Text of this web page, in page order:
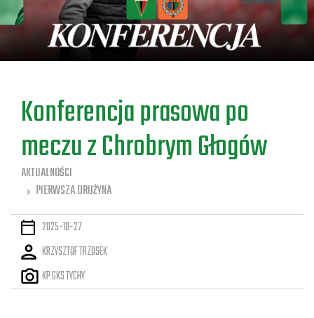
a
Konferencja prasowa po
meczu z Chrobrym Głogów
AKTUALNOŚCI
PIERWSZA DRUŻYNA
2025-10-27
KRZYSZTOF TRZOSEK
KP GKS TYCHY